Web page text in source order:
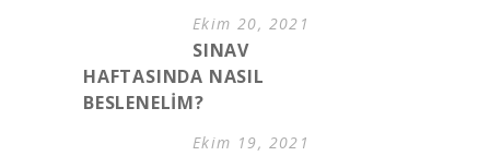
Ekim 20, 2021
SINAV
HAFTASINDA NASIL
BESLENELİM?
Ekim 19, 2021